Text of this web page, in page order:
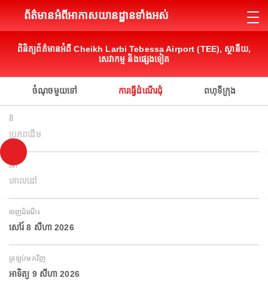
ព័ត៌មានអំពីអាកាសយានដ្ឋានទាំងអស់
ពិនិត្យព័ត៌មានអំពី Cheikh Larbi Tebessa Airport (TEE), ស្ថានីយ,
សេវាកម្ម និងផ្សេងទៀត
ចំណុចមួយទៅ ការធ្វើដំណើរជុំ ពហុទីក្រុង
ពី
ប្រភពដើម
ទៅ
គោលដៅ
ចេញដំណើរ
សៅរ៍ 8 សីហា 2026
ត្រឡប់មកវិញ
អាទិត្យ 9 សីហា 2026